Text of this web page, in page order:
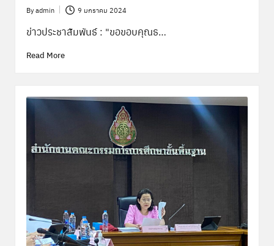
Posted
by
Byadmin 9 มกราคม 2024
ข่าวประชาสัมพันธ์ : "ขอขอบคุณธ…
Read More